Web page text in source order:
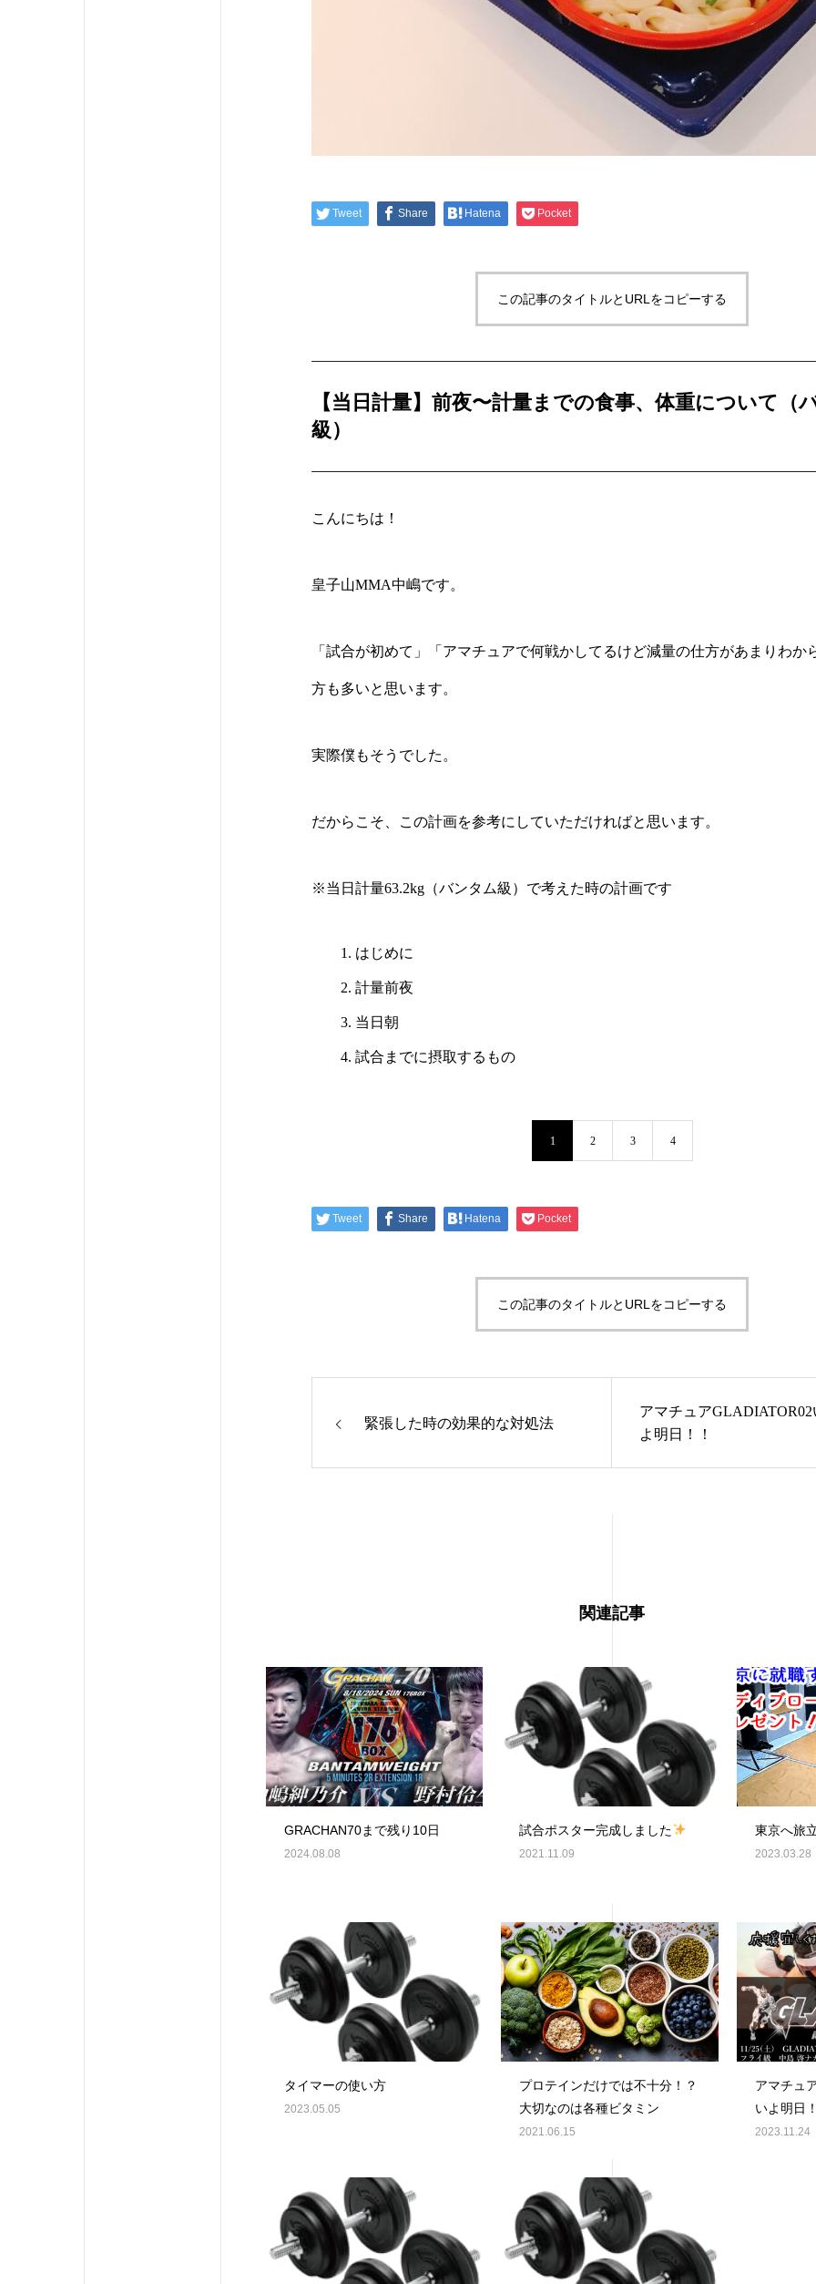
Tweet Share Hatena Pocket
この記事のタイトルとURLをコピーする
【当日計量】前夜〜計量までの食事、体重について（
級）
こんにちは！
皇子山MMA中嶋です。
「試合が初めて」「アマチュアで何戦かしてるけど減量の仕方があまりわか
方も多いと思います。
実際僕もそうでした。
だからこそ、この計画を参考にしていただければと思います。
※当日計量63.2kg（バンタム級）で考えた時の計画です
はじめに
計量前夜
当日朝
試合までに摂取するもの
1 2 3 4
Tweet Share Hatena Pocket
この記事のタイトルとURLをコピーする
緊張した時の効果的な対処法
アマチュアGLADIATOR02
よ明日！！
関連記事
GRACHAN70まで残り10日
2024.08.08
試合ポスター完成しました
2021.11.09
東京へ旅
2023.03.28
タイマーの使い方
2023.05.05
プロテインだけでは不十分！？
大切なのは各種ビタミン
2021.06.15
アマチュ
いよ明日
2023.11.24